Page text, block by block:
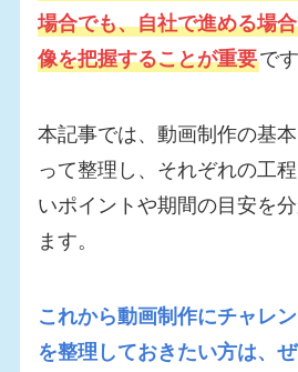
場合でも、自社で進める場
像を把握することが重要です
本記事では、動画制作の基
って整理し、それぞれの工
いポイントや期間の目安を
ます。
これから動画制作にチャレ
を整理しておきたい方は、